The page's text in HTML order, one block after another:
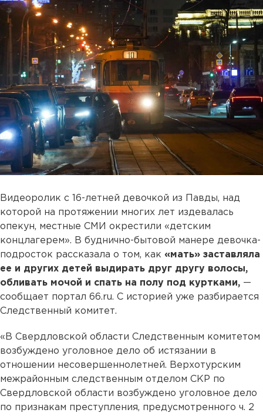
Видеоролик с 16-летней девочкой из Павды, над
которой на протяжении многих лет издевалась
опекун, местные СМИ окрестили «детским
концлагерем». В буднично-бытовой манере девочка-
подросток рассказала о том, как «мать» заставляла
ее и других детей выдирать друг другу волосы,
обливать мочой и спать на полу под куртками, —
сообщает портал 66.ru. С историей уже разбирается
Следственный комитет.
«В Свердловской области Следственным комитетом
возбуждено уголовное дело об истязании в
отношении несовершеннолетней. Верхотурским
межрайонным следственным отделом СКР по
Свердловской области возбуждено уголовное дело
по признакам преступления, предусмотренного ч. 2